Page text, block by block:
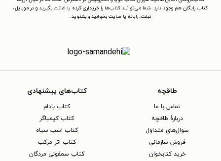
کتاب رایگان هم وجود دارد. شما می‌توانید کتاب‌ها را خریداری کرده یا امانت بگیرید و در موبایل،
تبلت، رایانه یا سایت بخوانید و بشنوید.
طاقچه
تماس با ما
دربارهٔ طاقچه
سوال‌های متداول
فروش سازمانی
خرید کتابخوان
کتاب‌های پیشنهادی
کتاب بادام
کتاب کیمیاگر
کتاب اسب سیاه
کتاب اثر مرکب
کتاب سمفونی مردگان